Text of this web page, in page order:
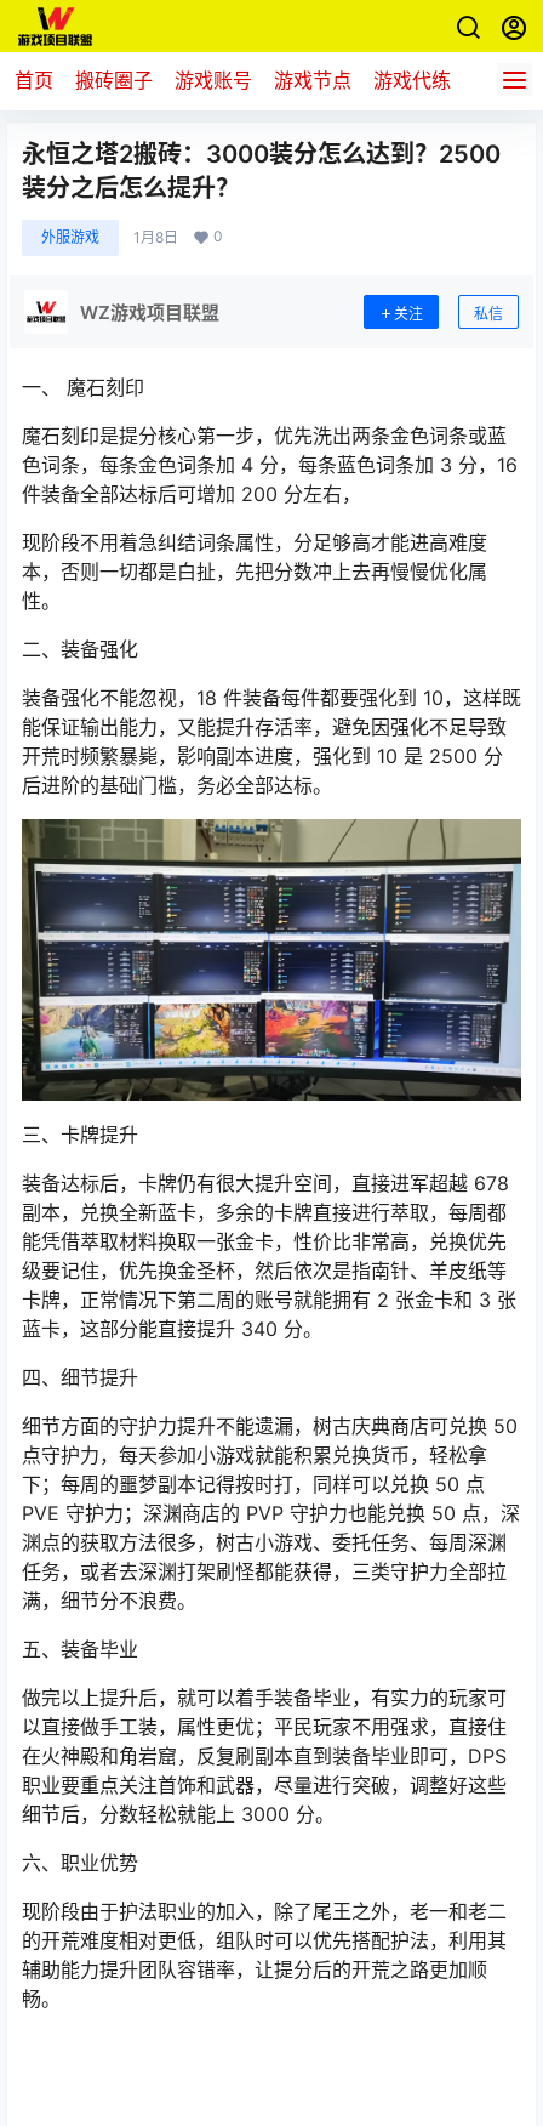
首页 搬砖圈子 游戏账号 游戏节点 游戏代练 新游推
永恒之塔2搬砖：3000装分怎么达到？2500
装分之后怎么提升？
外服游戏 1月8日 0
WZ游戏项目联盟 关注 私信
一、 魔石刻印
魔石刻印是提分核心第一步，优先洗出两条金色词条或蓝
色词条，每条金色词条加 4 分，每条蓝色词条加 3 分，16
件装备全部达标后可增加 200 分左右，
现阶段不用着急纠结词条属性，分足够高才能进高难度
本，否则一切都是白扯，先把分数冲上去再慢慢优化属
性。
二、装备强化
装备强化不能忽视，18 件装备每件都要强化到 10，这样既
能保证输出能力，又能提升存活率，避免因强化不足导致
开荒时频繁暴毙，影响副本进度，强化到 10 是 2500 分
后进阶的基础门槛，务必全部达标。
三、卡牌提升
装备达标后，卡牌仍有很大提升空间，直接进军超越 678
副本，兑换全新蓝卡，多余的卡牌直接进行萃取，每周都
能凭借萃取材料换取一张金卡，性价比非常高，兑换优先
级要记住，优先换金圣杯，然后依次是指南针、羊皮纸等
卡牌，正常情况下第二周的账号就能拥有 2 张金卡和 3 张
蓝卡，这部分能直接提升 340 分。
四、细节提升
细节方面的守护力提升不能遗漏，树古庆典商店可兑换 50
点守护力，每天参加小游戏就能积累兑换货币，轻松拿
下；每周的噩梦副本记得按时打，同样可以兑换 50 点
PVE 守护力；深渊商店的 PVP 守护力也能兑换 50 点，深
渊点的获取方法很多，树古小游戏、委托任务、每周深渊
任务，或者去深渊打架刷怪都能获得，三类守护力全部拉
满，细节分不浪费。
五、装备毕业
做完以上提升后，就可以着手装备毕业，有实力的玩家可
以直接做手工装，属性更优；平民玩家不用强求，直接住
在火神殿和角岩窟，反复刷副本直到装备毕业即可，DPS
职业要重点关注首饰和武器，尽量进行突破，调整好这些
细节后，分数轻松就能上 3000 分。
六、职业优势
现阶段由于护法职业的加入，除了尾王之外，老一和老二
的开荒难度相对更低，组队时可以优先搭配护法，利用其
辅助能力提升团队容错率，让提分后的开荒之路更加顺
畅。